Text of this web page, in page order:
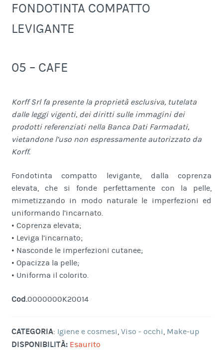
FONDOTINTA COMPATTO
LEVIGANTE
05 – CAFE
Korff Srl fa presente la proprietà esclusiva, tutelata
dalle leggi vigenti, dei diritti sulle immagini dei
prodotti referenziati nella Banca Dati Farmadati,
vietandone l’uso non espressamente autorizzato da
Korff.
Fondotinta compatto levigante, dalla coprenza
elevata, che si fonde perfettamente con la pelle,
mimetizzando in modo naturale le imperfezioni ed
uniformando l’incarnato.
• Coprenza elevata;
• Leviga l’incarnato;
• Nasconde le imperfezioni cutanee;
• Opacizza la pelle;
• Uniforma il colorito.
Cod.0000000K20014
CATEGORIA: Igiene e cosmesi, Viso - occhi, Make-up
DISPONIBILITÀ: Esaurito